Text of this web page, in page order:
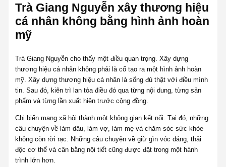
Trà Giang Nguyễn xây thương hiệu
cá nhân không bằng hình ảnh hoàn
mỹ
Trà Giang Nguyễn cho thấy một điều quan trọng. Xây dựng
thương hiệu cá nhân không phải là cố tạo ra một hình ảnh hoàn
mỹ. Xây dựng thương hiệu cá nhân là sống đủ thật với điều mình
tin. Sau đó, kiên trì lan tỏa điều đó qua từng nội dung, từng sản
phẩm và từng lần xuất hiện trước cộng đồng.
Chị biến mạng xã hội thành một không gian kết nối. Tại đó, những
câu chuyện về làm dâu, làm vợ, làm mẹ và chăm sóc sức khỏe
không còn rời rạc. Những câu chuyện về giữ gìn vóc dáng, thải
độc cơ thể và cân bằng nội tiết cũng được đặt trong một hành
trình lớn hơn.